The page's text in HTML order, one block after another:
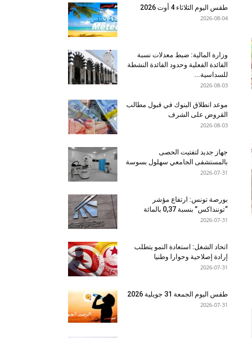
طقس اليوم الثلاثاء 4 أوت 2026
2026-08-04
وزارة المالية: ضبط معدلات نسبة
الفائدة الفعلية وحدود الفائدة النشطة
للسداسية...
2026-08-03
موعد انطلاق البنوك في قبول مطالب
القروض على الشرف
2026-08-03
جهاز جديد لتفتيت الحصى
بالمستشفى الجامعي سهلول بسوسة
2026-07-31
بورصة تونس: ارتفاع مؤشر
“توننداكس” بنسبة 0,37 بالمائة
2026-07-31
اتحاد الشغل: استعادة النمو يتطلب
إرادة إصلاحية وحوارا وطنيا
2026-07-31
طقس اليوم الجمعة 31 جويلية 2026
2026-07-31